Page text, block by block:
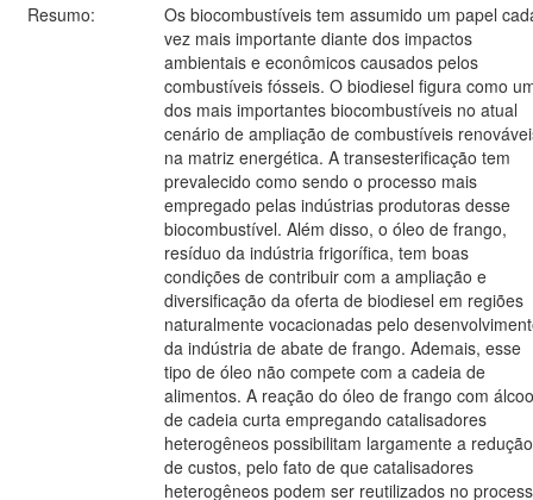
Resumo:
Os biocombustíveis tem assumido um papel
vez mais importante diante dos impactos
ambientais e econômicos causados pelos
combustíveis fósseis. O biodiesel figura como
dos mais importantes biocombustíveis no atual
cenário de ampliação de combustíveis
na matriz energética. A transesterificação tem
prevalecido como sendo o processo mais
empregado pelas indústrias produtoras desse
biocombustível. Além disso, o óleo de frango,
resíduo da indústria frigorífica, tem boas
condições de contribuir com a ampliação e
diversificação da oferta de biodiesel em regiões
naturalmente vocacionadas pelo
da indústria de abate de frango. Ademais, esse
tipo de óleo não compete com a cadeia de
alimentos. A reação do óleo de frango com
de cadeia curta empregando catalisadores
heterogêneos possibilitam largamente a redução
de custos, pelo fato de que catalisadores
heterogêneos podem ser reutilizados no